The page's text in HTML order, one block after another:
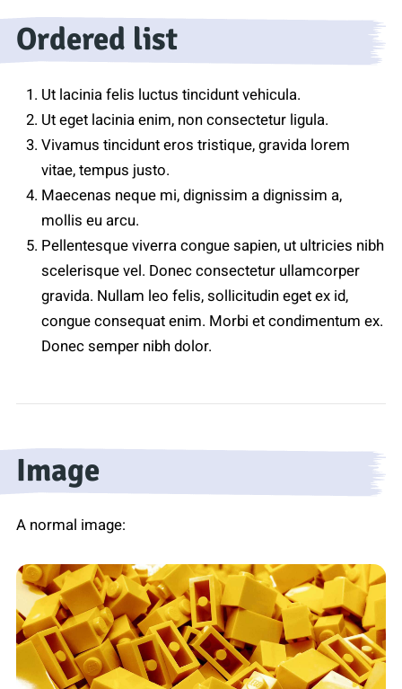
Ordered list
Ut lacinia felis luctus tincidunt vehicula.
Ut eget lacinia enim, non consectetur ligula.
Vivamus tincidunt eros tristique, gravida lorem
vitae, tempus justo.
Maecenas neque mi, dignissim a dignissim a,
mollis eu arcu.
Pellentesque viverra congue sapien, ut ultricies nibh
scelerisque vel. Donec consectetur ullamcorper
gravida. Nullam leo felis, sollicitudin eget ex id,
congue consequat enim. Morbi et condimentum ex.
Donec semper nibh dolor.
Image
A normal image: